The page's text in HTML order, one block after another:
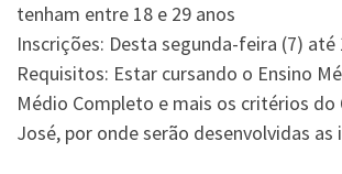
tenham entre 18 e 29 anos
Inscrições: Desta segunda-feira (7)
Requisitos: Estar cursando o Ensino
Médio Completo e mais os critérios do
José, por onde serão desenvolvidas as